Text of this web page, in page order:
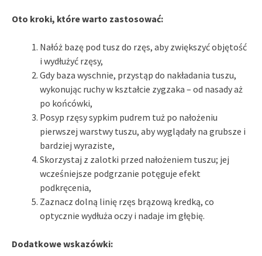
Oto kroki, które warto zastosować:
Nałóż bazę pod tusz do rzęs, aby zwiększyć objętość
i wydłużyć rzęsy,
Gdy baza wyschnie, przystąp do nakładania tuszu,
wykonując ruchy w kształcie zygzaka – od nasady aż
po końcówki,
Posyp rzęsy sypkim pudrem tuż po nałożeniu
pierwszej warstwy tuszu, aby wyglądały na grubsze i
bardziej wyraziste,
Skorzystaj z zalotki przed nałożeniem tuszu; jej
wcześniejsze podgrzanie potęguje efekt
podkręcenia,
Zaznacz dolną linię rzęs brązową kredką, co
optycznie wydłuża oczy i nadaje im głębię.
Dodatkowe wskazówki: